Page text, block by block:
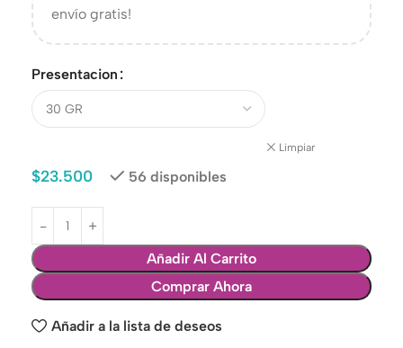
envío gratis!
Presentacion
Limpiar
$23.500 56 disponibles
Añadir Al Carrito
Comprar Ahora
Añadir a la lista de deseos